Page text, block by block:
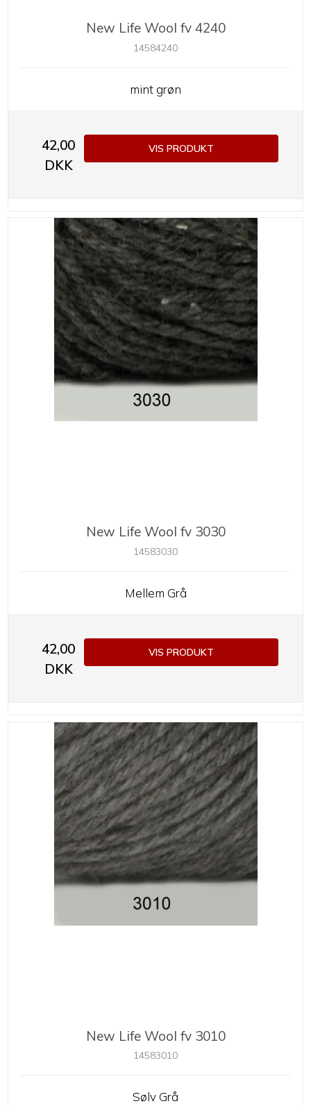
New Life Wool fv 4240
14584240
mint grøn
42,00
DKK
VIS PRODUKT
New Life Wool fv 3030
14583030
Mellem Grå
42,00
DKK
VIS PRODUKT
New Life Wool fv 3010
14583010
Sølv Grå